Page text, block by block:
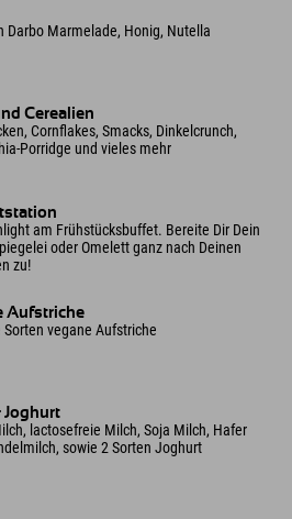
Darbo Marmelade, Honig, Nutella
Cerealien
Cornflakes, Smacks, Dinkelcrunch,
Porridge und vieles mehr
am Frühstücksbuffet. Bereite Dir Dein
oder Omelett ganz nach Deinen
zu!
Aufstriche
Sorten vegane Aufstriche
Joghurt
lactosefreie Milch, Soja Milch, Hafer
sowie 2 Sorten Joghurt